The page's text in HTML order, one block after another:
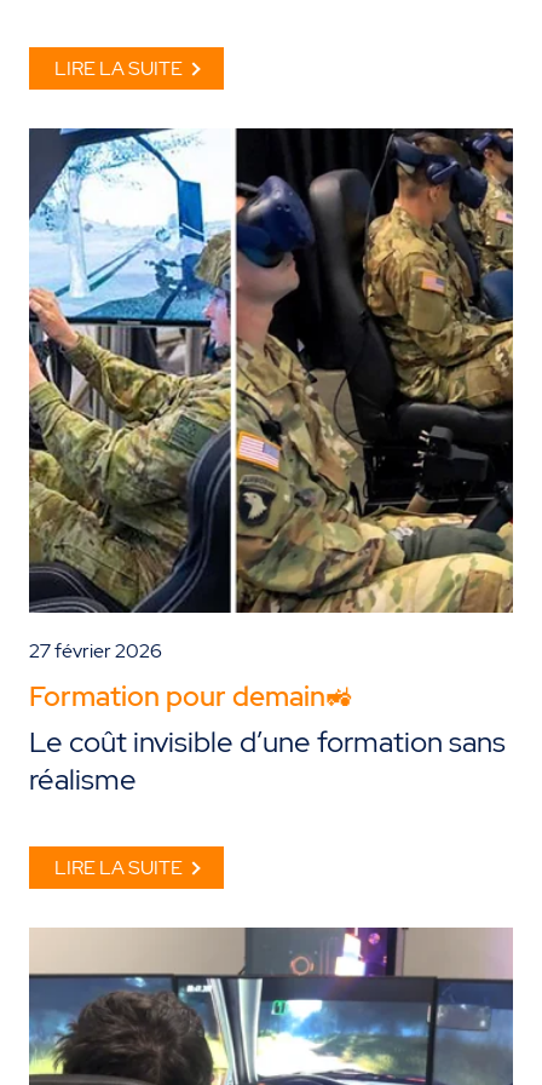
LIRE LA SUITE
27 février 2026
Formation pour demain🚜
Le coût invisible d’une formation sans
réalisme
LIRE LA SUITE